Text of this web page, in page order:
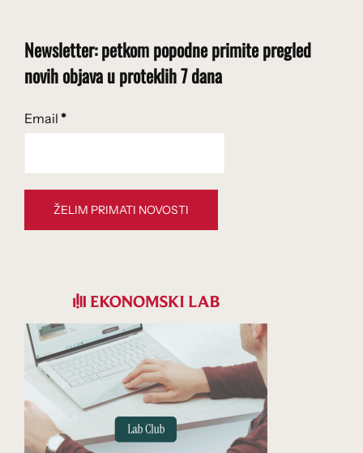
Newsletter: petkom popodne primite pregled
novih objava u proteklih 7 dana
Email *